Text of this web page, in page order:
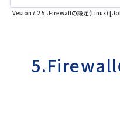
Vesion7.2 5..Firewallの設定(Linux)
5.Firewall